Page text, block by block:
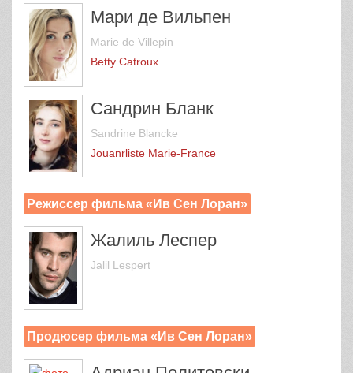
Мари де Вильпен
Marie de Villepin
Betty Catroux
Сандрин Бланк
Sandrine Blancke
Jouanrliste Marie-France
Режиссер фильма «Ив Сен Лоран»
Жалиль Леспер
Jalil Lespert
Продюсер фильма «Ив Сен Лоран»